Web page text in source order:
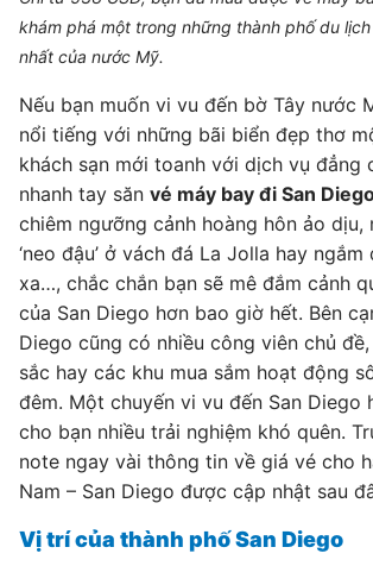
khám phá một trong những thành phố du
nhất của nước Mỹ.
Nếu bạn muốn vi vu đến bờ Tây nước
nổi tiếng với những bãi biển đẹp thơ
khách sạn mới toanh với dịch vụ đẳng
nhanh tay săn vé máy bay đi San
chiêm ngưỡng cảnh hoàng hôn ảo dịu,
‘neo đậu’ ở vách đá La Jolla hay
xa…, chắc chắn bạn sẽ mê đắm cảnh
của San Diego hơn bao giờ hết. Bên
Diego cũng có nhiều công viên chủ
sắc hay các khu mua sắm hoạt động
đêm. Một chuyến vi vu đến San Diego
cho bạn nhiều trải nghiệm khó quên.
note ngay vài thông tin về giá vé cho
Nam – San Diego được cập nhật sau
Vị trí của thành phố San Diego